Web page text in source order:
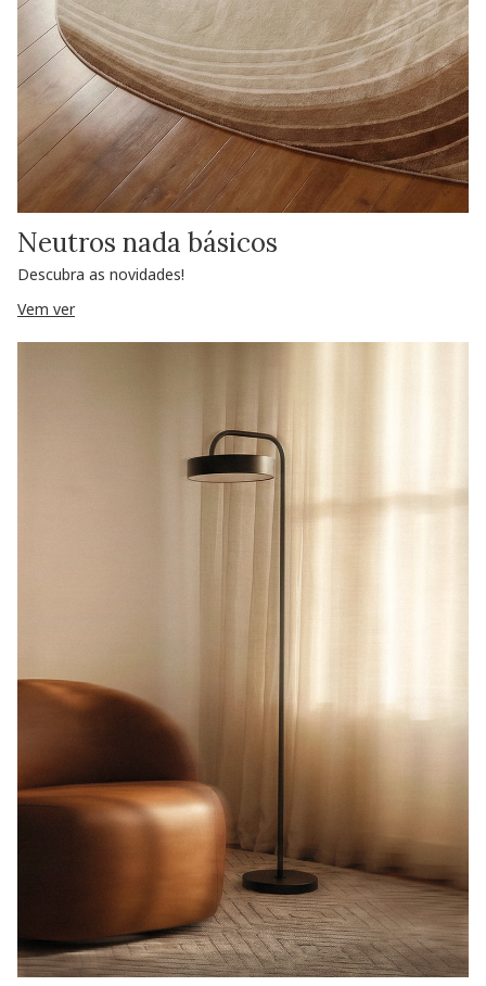
Neutros nada básicos
Descubra as novidades!
Vem ver